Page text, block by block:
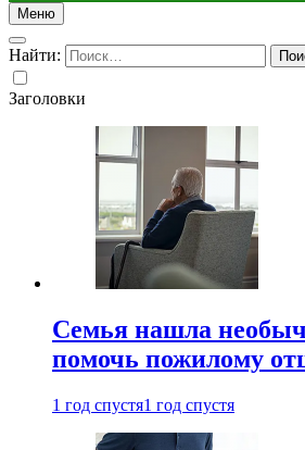
Меню
Найти:
Заголовки
Семья нашла
помочь пожилому
1 год спустя1 год спустя